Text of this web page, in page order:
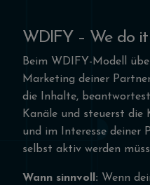
WDIFY – We do
Beim WDIFY-Modell
Marketing deiner
die Inhalte,
Kanäle und steuerst die
und im Interesse deiner
selbst aktiv werden
Wann sinnvoll: Wenn